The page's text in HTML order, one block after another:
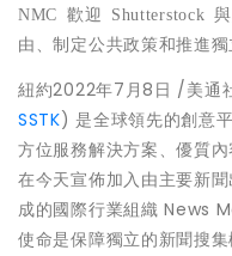
NMC 歡迎 Shutterstock
由、制定公共政策和推進獨
紐約2022年7月8日 /美通
SSTK) 是全球領先的創意
方位服務解決方案、優質
在今天宣佈加入由主要新
成的國際行業組織 News
使命是保障獨立的新聞搜